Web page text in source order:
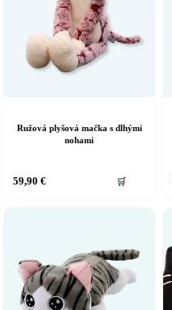
Ružová plyšová mačka s dlhými
nohami
59,90 € 🛒